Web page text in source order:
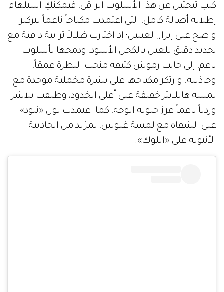
كنتِ تبحثين عن هذا الأسلوب الراقي، فيمكنكِ استلهام
إطلالة أصالة كامل، التي اعتمدت مكياجاً ناعماً بتركيز
واضح على إبراز العينين؛ إذ اختارت ظلالاً ترابية دافئة مع
تحديد دقيق للعين بالكحل الأسود، ودمجها بأسلوب
ناعم، إلى جانب رموش كثيفة منحت النظرة عمقاً،
وجاذبية. وارتكز مكياجها على بشرة مخملية موحدة مع
لمسة هايلايتر خفيفة على أعلى الخدود، وطبقت بلاشر
وردياً ناعماً عزز حيوية الوجه، كما اعتمدت لون «نيود»
على الشفاه مع لمسة غلوس، لمزيد من الجاذبية
الأنثوية على «اللوك».